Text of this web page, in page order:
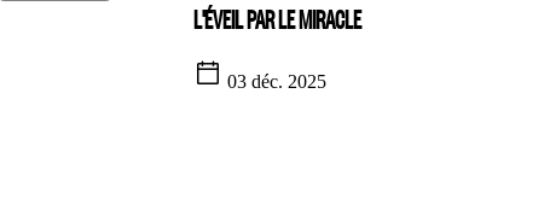
L'ÉVEIL PAR LE MIRACLE
03 déc. 2025